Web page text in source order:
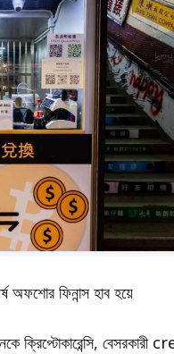
অফশোর ফিনান্স হাব হয়ে
ক্রিপ্টোকারেন্সি, বেসরকারী